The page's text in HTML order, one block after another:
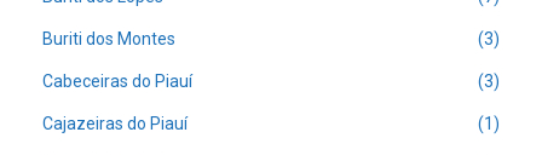
Buriti dos Montes (3)
Cabeceiras do Piauí (3)
Cajazeiras do Piauí (1)